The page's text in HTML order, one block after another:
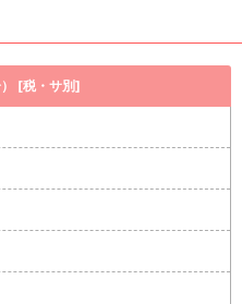
[税・サ別]